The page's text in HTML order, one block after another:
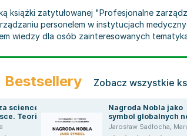
książki zatytułowanej "Profesjonalne
personelem w instytucjach
wiedzy dla osób zainteresowanych
Bestsellery Zobacz wszystkie
science
Teoria
Nagroda Nobla jako
symbol globalnych
idei społecznych -
Głowacka Maria,
Jarosław Sadłocha,